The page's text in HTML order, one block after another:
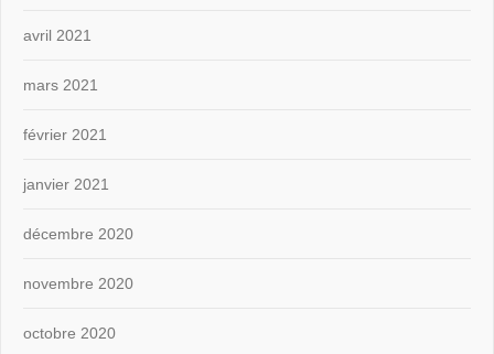
avril 2021
mars 2021
février 2021
janvier 2021
décembre 2020
novembre 2020
octobre 2020